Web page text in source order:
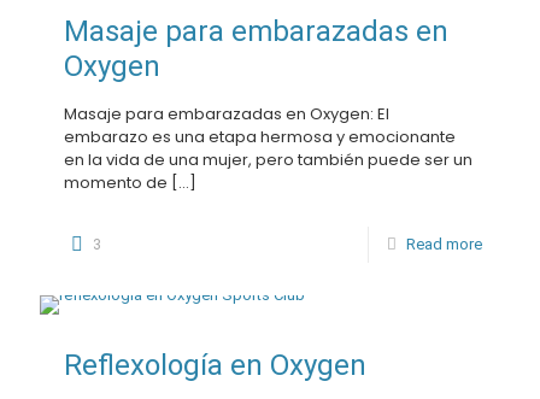
Masaje para embarazadas en
Oxygen
Masaje para embarazadas en Oxygen: El
embarazo es una etapa hermosa y emocionante
en la vida de una mujer, pero también puede ser un
momento de […]
3 Read more
Reflexología en Oxygen